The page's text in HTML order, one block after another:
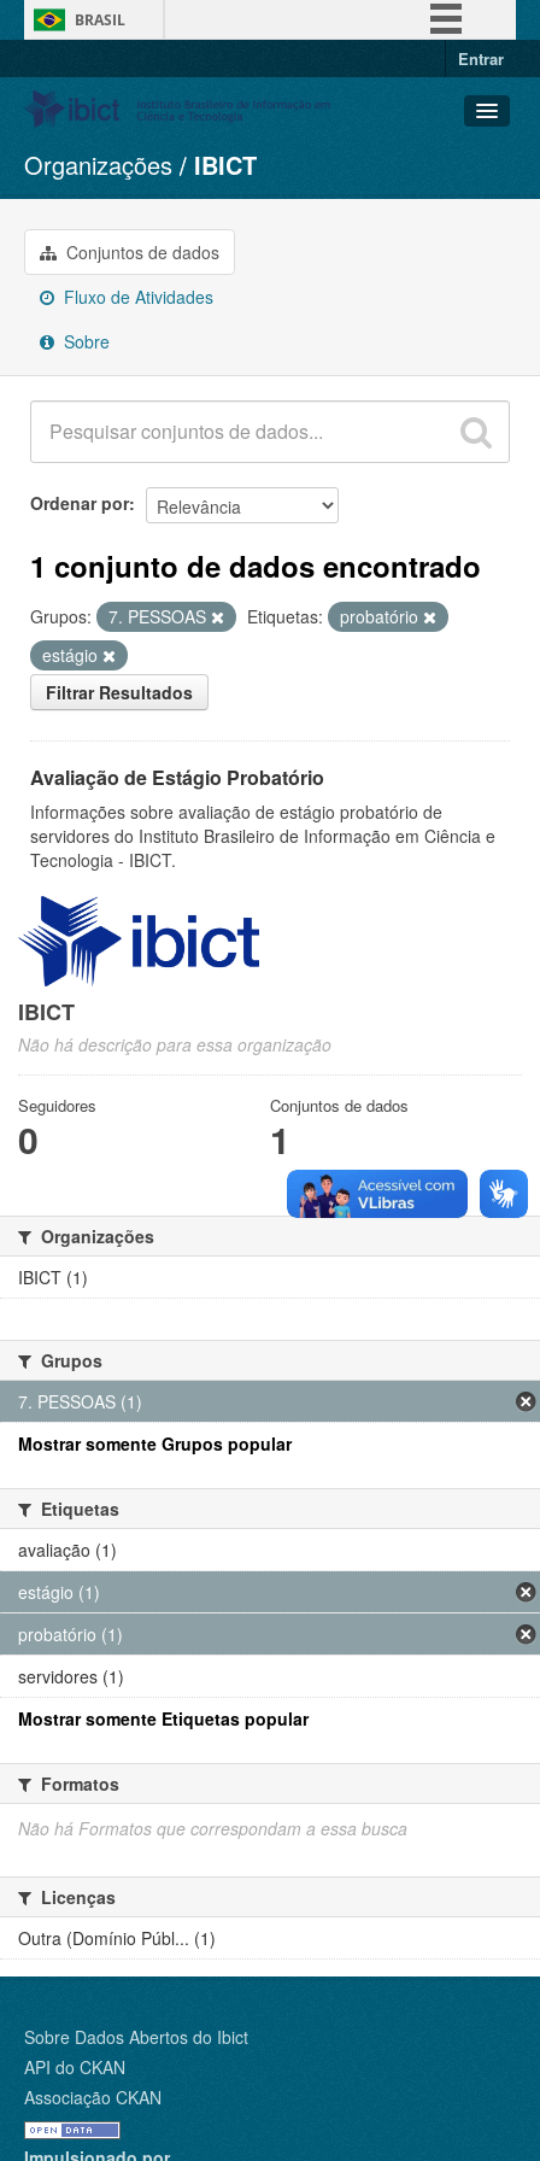
BRASIL
Entrar
Conjuntos de dados
Organizações
Grupos
Sobre
Organizações IBICT
Conjuntos de dados
Fluxo de Atividades
Sobre
Ordenar por
1 conjunto de dados encontrado
Grupos: 7. PESSOAS Etiquetas:
probatório
estágio
Filtrar Resultados
Avaliação de Estágio Probatório
Informações sobre avaliação de estágio probatório de
servidores do Instituto Brasileiro de Informação em Ciência e
Tecnologia - IBICT.
IBICT
Não há descrição para essa organização
Seguidores
0
Conjuntos de dados
1
Organizações
IBICT (1)
Grupos
7. PESSOAS (1)
Mostrar somente Grupos popular
Etiquetas
avaliação (1)
estágio (1)
probatório (1)
servidores (1)
Mostrar somente Etiquetas popular
Formatos
Não há Formatos que correspondam a essa busca
Licenças
Outra (Domínio Públ... (1)
Sobre Dados Abertos do Ibict
API do CKAN
Associação CKAN